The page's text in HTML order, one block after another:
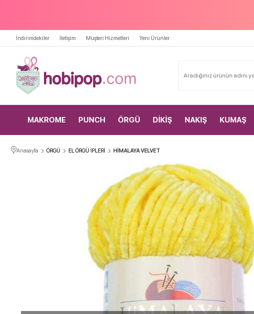
İndirimdekiler İletişim Müşteri Hizmetleri Yeni Ürünler
MAKROME PUNCH ÖRGÜ DİKİŞ NAKIŞ KUMAŞ
Anasayfa ÖRGÜ EL ÖRGÜ İPLERİ HİMALAYA VELVET